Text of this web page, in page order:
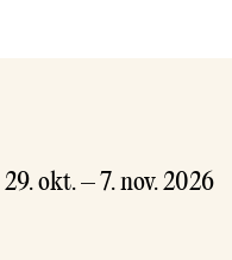
29. okt. – 7. nov. 2026